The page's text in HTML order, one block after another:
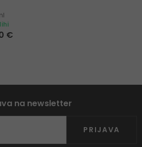
€
na newsletter
PRIJAVA